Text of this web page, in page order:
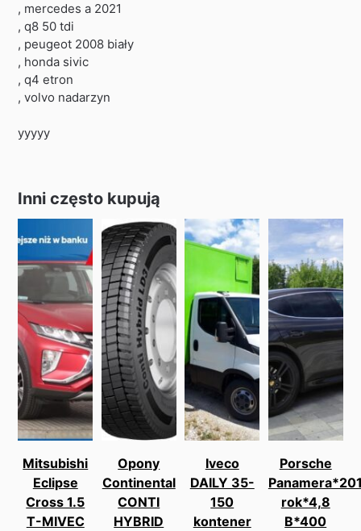
, mercedes a 2021
, q8 50 tdi
, peugeot 2008 biały
, honda sivic
, q4 etron
, volvo nadarzyn
yyyyy
Inni często kupują
Mitsubishi
Eclipse
Cross 1.5
T-MIVEC
Opony
Continental
CONTI
HYBRID
Iveco
DAILY 35-
150
kontener
Porsche
rok*4,8
B*400